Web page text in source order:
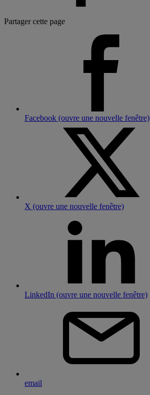
Partager cette page
Facebook (ouvre une nouvelle fenêtre)
X (ouvre une nouvelle fenêtre)
LinkedIn (ouvre une nouvelle fenêtre)
email